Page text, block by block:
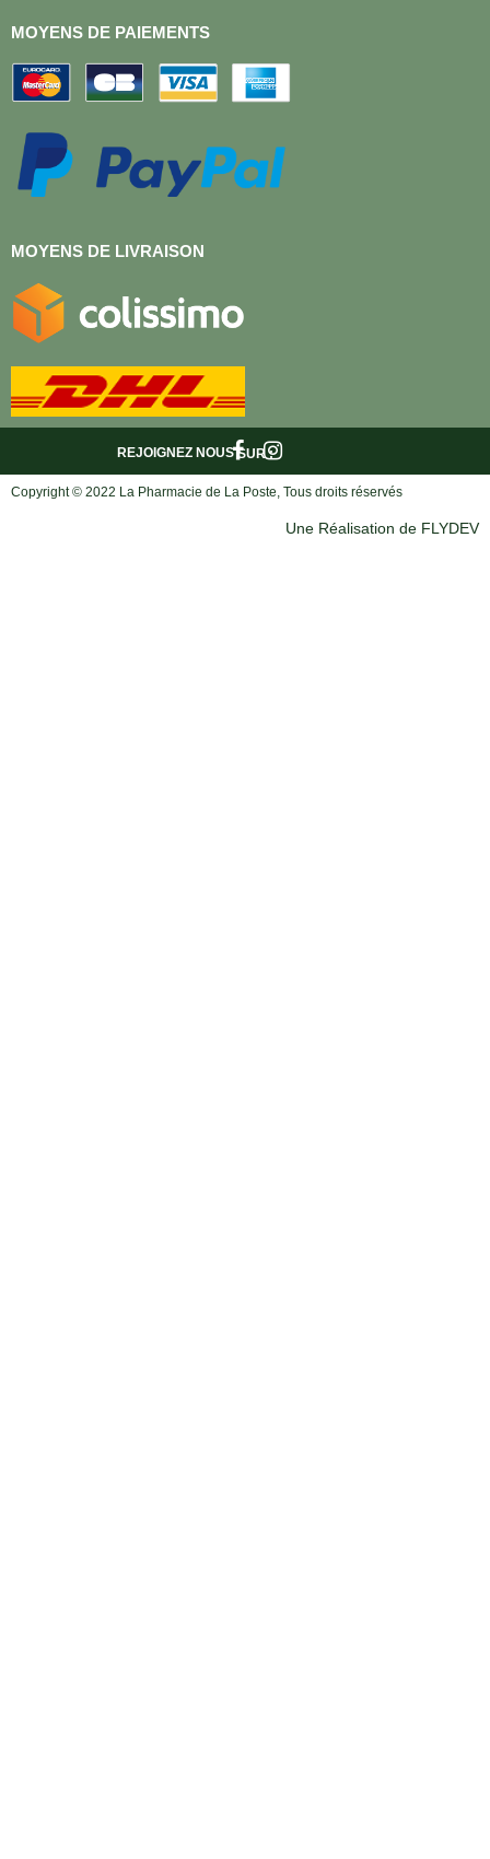
MOYENS DE PAIEMENTS
MOYENS DE LIVRAISON
SUR :
REJOIGNEZ NOUS
Copyright © 2022 La Pharmacie de La Poste, Tous droits réservés
Une Réalisation de FLYDEV